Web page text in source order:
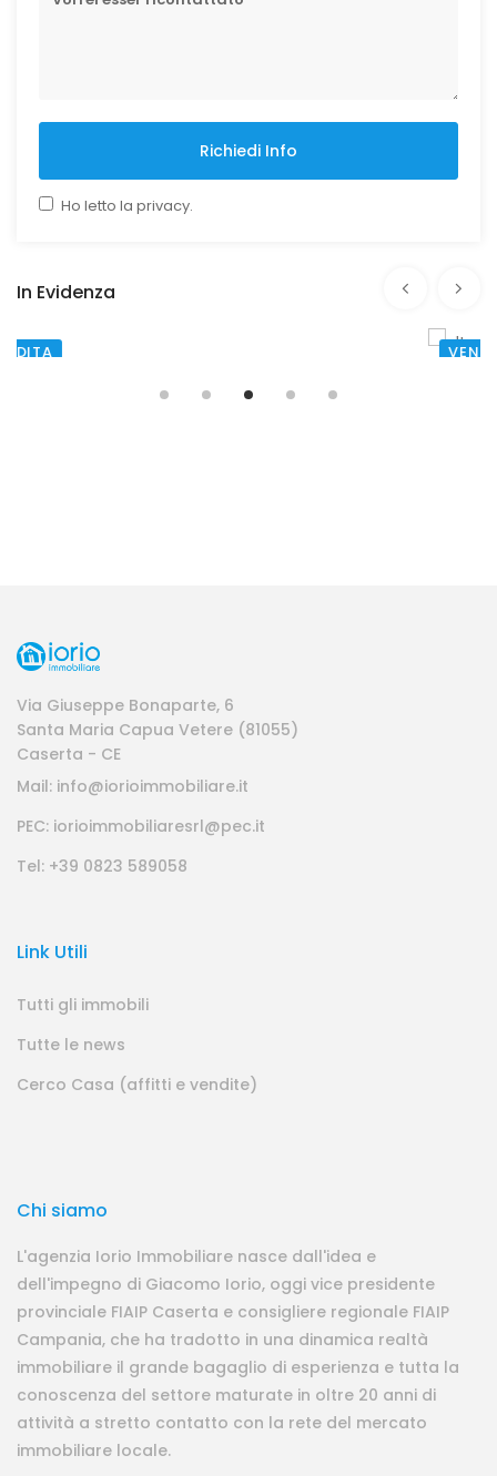
Richiedi Info
Ho letto la privacy.
In Evidenza
VENDITA
Via Giuseppe Bonaparte, 6
Santa Maria Capua Vetere (81055)
Caserta - CE
Mail: info@iorioimmobiliare.it
PEC: iorioimmobiliaresrl@pec.it
Tel: +39 0823 589058
Link Utili
Tutti gli immobili
Tutte le news
Cerco Casa (affitti e vendite)
Chi siamo
L'agenzia Iorio Immobiliare nasce dall'idea e
dell'impegno di Giacomo Iorio, oggi vice presidente
provinciale FIAIP Caserta e consigliere regionale FIAIP
Campania, che ha tradotto in una dinamica realtà
immobiliare il grande bagaglio di esperienza e tutta la
conoscenza del settore maturate in oltre 20 anni di
attività a stretto contatto con la rete del mercato
immobiliare locale.